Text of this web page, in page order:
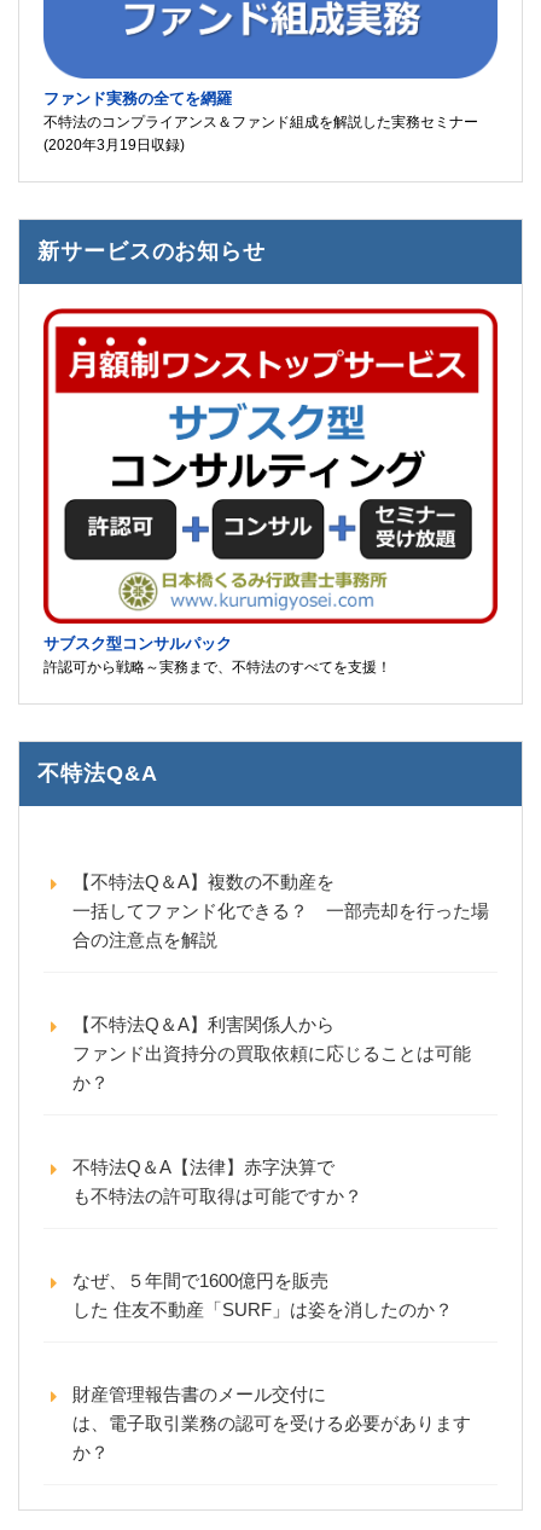
ファンド実務の全てを網羅
不特法のコンプライアンス＆ファンド組成を解説した実務セミナー
(2020年3月19日収録)
新サービスのお知らせ
サブスク型コンサルパック
許認可から戦略～実務まで、不特法のすべてを支援！
不特法Q&A
【不特法Q＆A】複数の不動産を
一括してファンド化できる？ 一部売却を行った場
合の注意点を解説
【不特法Q＆A】利害関係人から
ファンド出資持分の買取依頼に応じることは可能
か？
不特法Q＆A【法律】赤字決算で
も不特法の許可取得は可能ですか？
なぜ、５年間で1600億円を販売
した 住友不動産「SURF」は姿を消したのか？
財産管理報告書のメール交付に
は、電子取引業務の認可を受ける必要があります
か？